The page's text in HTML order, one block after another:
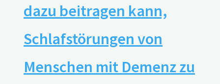
dazu beitragen kann,
Schlafstörungen von
Menschen mit Demenz zu